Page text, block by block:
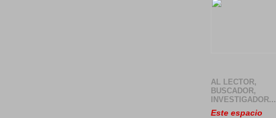
AL LECTOR,
BUSCADOR,
INVESTIGADOR...
Este espacio